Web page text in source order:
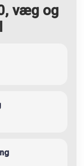
væg og